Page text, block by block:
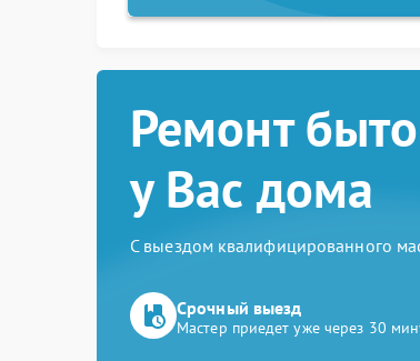
Ремонт
у Вас дома
С выездом квалифицированного
Срочный выезд
Мастер приедет уже через 30